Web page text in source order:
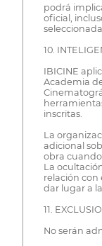
podrá
oficial,
10.
IBICINE
Academia
inscritas.
La
adicional
obra
La
relación con
dar lugar a
11.
No serán